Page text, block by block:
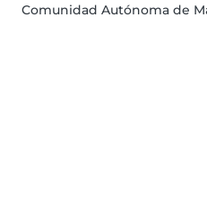
Comunidad Autónoma de